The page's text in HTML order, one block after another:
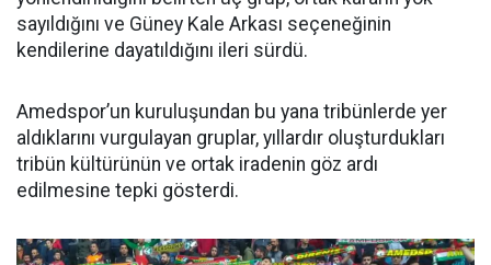
sayıldığını ve Güney Kale Arkası seçeneğinin
kendilerine dayatıldığını ileri sürdü.
Amedspor’un kuruluşundan bu yana tribünlerde yer
aldıklarını vurgulayan gruplar, yıllardır oluşturdukları
tribün kültürünün ve ortak iradenin göz ardı
edilmesine tepki gösterdi.